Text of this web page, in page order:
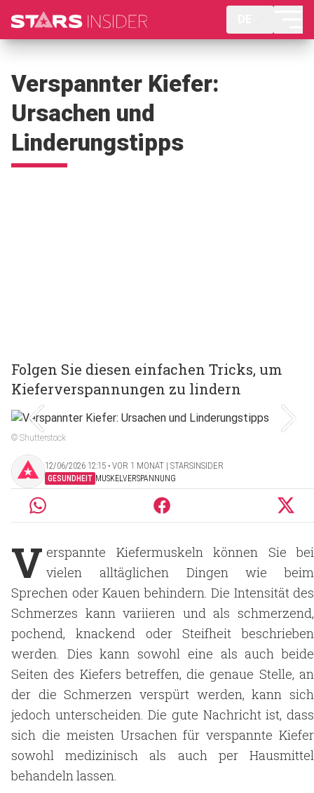
Verspannter Kiefer:
Ursachen und
Linderungstipps
Folgen Sie diesen einfachen Tricks, um
Kieferverspannungen zu lindern
© Shutterstock
12/06/2026 12:15 ‧ VOR 1 MONAT | STARSINSIDER
GESUNDHEIT MUSKELVERSPANNUNG
V erspannte Kiefermuskeln können Sie bei
vielen alltäglichen Dingen wie beim
Sprechen oder Kauen behindern. Die Intensität des
Schmerzes kann variieren und als schmerzend,
pochend, knackend oder Steifheit beschrieben
werden. Dies kann sowohl eine als auch beide
Seiten des Kiefers betreffen, die genaue Stelle, an
der die Schmerzen verspürt werden, kann sich
jedoch unterscheiden. Die gute Nachricht ist, dass
sich die meisten Ursachen für verspannte Kiefer
sowohl medizinisch als auch per Hausmittel
behandeln lassen.